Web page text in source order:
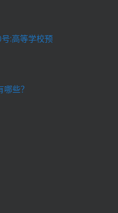
:高等学校预
些？